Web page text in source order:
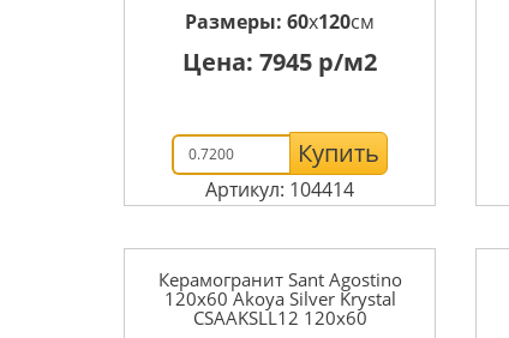
Размеры:60x120см
Цена:7945 р/м2
Купить
Артикул: 104414
Керамогранит Sant Agostino
120x60 Akoya Silver Krystal
CSAAKSLL12 120x60